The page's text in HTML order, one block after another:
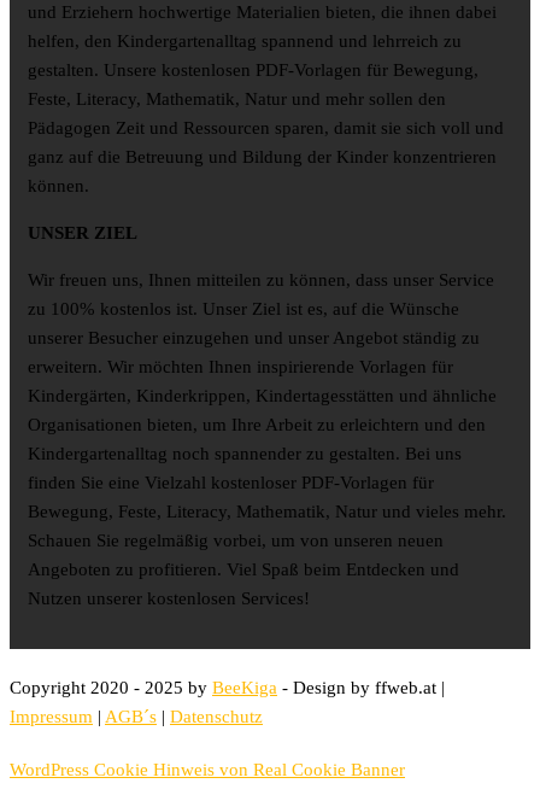
und Erziehern hochwertige Materialien bieten, die ihnen dabei
helfen, den Kindergartenalltag spannend und lehrreich zu
gestalten. Unsere kostenlosen PDF-Vorlagen für Bewegung,
Feste, Literacy, Mathematik, Natur und mehr sollen den
Pädagogen Zeit und Ressourcen sparen, damit sie sich voll und
ganz auf die Betreuung und Bildung der Kinder konzentrieren
können.
UNSER ZIEL
Wir freuen uns, Ihnen mitteilen zu können, dass unser Service
zu 100% kostenlos ist. Unser Ziel ist es, auf die Wünsche
unserer Besucher einzugehen und unser Angebot ständig zu
erweitern. Wir möchten Ihnen inspirierende Vorlagen für
Kindergärten, Kinderkrippen, Kindertagesstätten und ähnliche
Organisationen bieten, um Ihre Arbeit zu erleichtern und den
Kindergartenalltag noch spannender zu gestalten. Bei uns
finden Sie eine Vielzahl kostenloser PDF-Vorlagen für
Bewegung, Feste, Literacy, Mathematik, Natur und vieles mehr.
Schauen Sie regelmäßig vorbei, um von unseren neuen
Angeboten zu profitieren. Viel Spaß beim Entdecken und
Nutzen unserer kostenlosen Services!
Copyright 2020 - 2025 by BeeKiga - Design by ffweb.at |
Impressum | AGB´s | Datenschutz
WordPress Cookie Hinweis von Real Cookie Banner